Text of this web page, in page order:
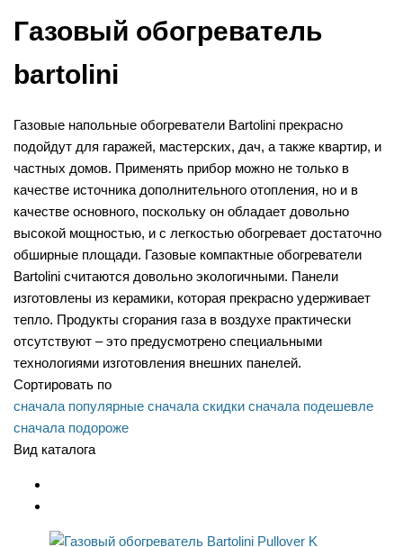
Газовый обогреватель
bartolini
Газовые напольные обогреватели Bartolini прекрасно
подойдут для гаражей, мастерских, дач, а также квартир, и
частных домов. Применять прибор можно не только в
качестве источника дополнительного отопления, но и в
качестве основного, поскольку он обладает довольно
высокой мощностью, и с легкостью обогревает достаточно
обширные площади. Газовые компактные обогреватели
Bartolini считаются довольно экологичными. Панели
изготовлены из керамики, которая прекрасно удерживает
тепло. Продукты сгорания газа в воздухе практически
отсутствуют – это предусмотрено специальными
технологиями изготовления внешних панелей.
Сортировать по
сначала популярные сначала скидки сначала подешевле
сначала подороже
Вид каталога